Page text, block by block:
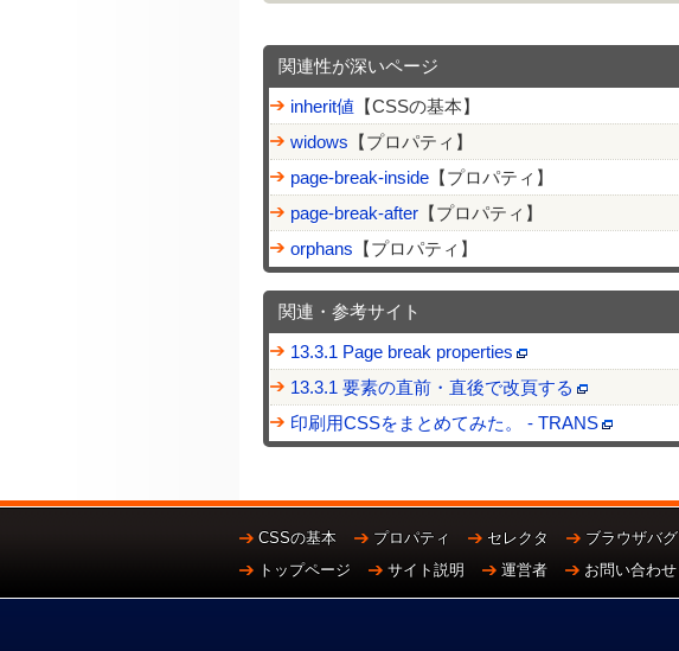
関連性が深いページ
inherit値 【CSSの基本】
widows 【プロパティ】
page-break-inside 【プロパティ】
page-break-after 【プロパティ】
orphans 【プロパティ】
関連・参考サイト
13.3.1 Page break properties
13.3.1 要素の直前・直後で改頁する
印刷用CSSをまとめてみた。 - TRANS
CSSの基本 プロパティ セレクタ ブラウザバグ
トップページ
サイト説明 運営者 お問い合わせ